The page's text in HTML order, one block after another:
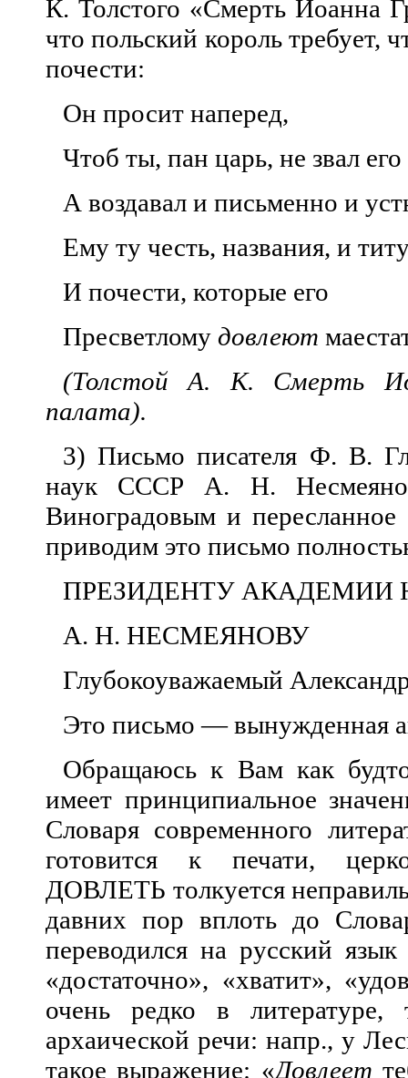
К. Толстого «Смерть Иоанна
что польский король требует,
почести:
Он просит наперед,
Чтоб ты, пан царь, не звал
А воздавал и письменно и
Ему ту честь, названия, и
И почести, которые его
Пресветлому довлеют
(Толстой А. К. Смерть
палата).
3) Письмо писателя Ф. В.
наук СССР А. Н.
Виноградовым и п
приводим это письмо
ПРЕЗИДЕНТУ АКАДЕМИИ
А. Н. НЕСМЕЯНОВУ
Глубокоуважаемый
Это письмо — вынужденная
Обращаюсь к Вам как
имеет принципиальное
Словаря современного
готовится к печати,
ДОВЛЕТЬ толкуется
давних пор вплоть до
переводился на русский
«достаточно», «хватит»,
очень редко в литературе,
архаической речи: напр., у
такое выражение: «Довлеет